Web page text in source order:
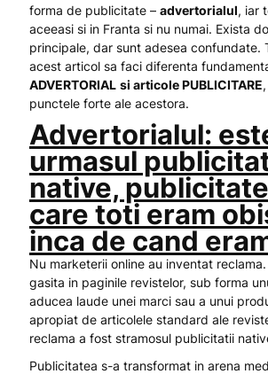
forma de publicitate – advertorialul, iar
aceeasi si in Franta si nu numai. Exista
principale, dar sunt adesea confundate.
acest articol sa faci diferenta
ADVERTORIAL si articole PUBLICITARE
punctele forte ale acestora.
Advertorialul:
urmasul
native,
care toti eram
inca de cand
Nu marketerii online au inventat
gasita in paginile revistelor, sub forma
aducea laude unei marci sau a unui
apropiat de articolele standard ale
reclama a fost stramosul publicitatii
Publicitatea s-a transformat in arena